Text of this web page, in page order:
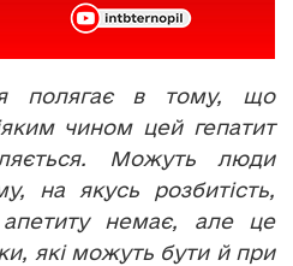
полягає в тому, що
чином цей гепатит
Можуть люди
на якусь розбитість,
апетиту немає, але це
які можуть бути й при